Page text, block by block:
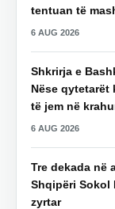
tentuan të
6 AUG 2026
Shkrirja e
Nëse qytetarët
të jem në
6 AUG 2026
Tre dekada në
Shqipëri
zyrtar